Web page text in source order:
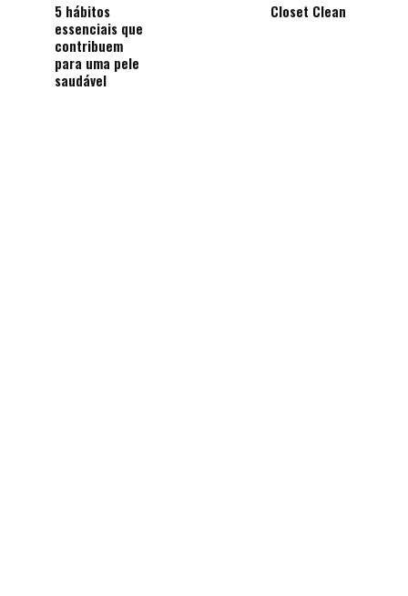
5 hábitos
essenciais que
contribuem
para uma pele
saudável
Closet Clean